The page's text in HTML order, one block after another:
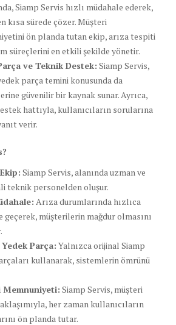
Siamp Servis hızlı müdahale ederek,
kısa sürede çözer. Müşteri
ön planda tutan ekip, arıza tespiti
süreçlerini en etkili şekilde yönetir.
ve Teknik Destek: Siamp Servis,
parça temini konusunda da
güvenilir bir kaynak sunar. Ayrıca,
hattıyla, kullanıcıların sorularına
verir.
Siamp Servis, alanında uzman ve
teknik personelden oluşur.
Arıza durumlarında hızlıca
geçerek, müşterilerin mağdur olmasını
Parça: Yalnızca orijinal Siamp
kullanarak, sistemlerin ömrünü
Memnuniyeti: Siamp Servis, müşteri
her zaman kullanıcıların
ön planda tutar.